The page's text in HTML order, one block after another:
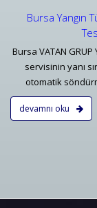
Bursa Yangın
Bursa VATAN
servisinin yanı
otomatik
devamnı oku